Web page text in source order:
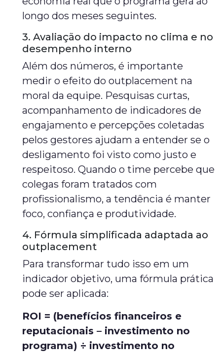
longo dos meses seguintes.
3. Avaliação do impacto no clima e no
desempenho interno
Além dos números, é importante
medir o efeito do outplacement na
moral da equipe. Pesquisas curtas,
acompanhamento de indicadores de
engajamento e percepções coletadas
pelos gestores ajudam a entender se o
desligamento foi visto como justo e
respeitoso. Quando o time percebe que
colegas foram tratados com
profissionalismo, a tendência é manter
foco, confiança e produtividade.
4. Fórmula simplificada adaptada ao
outplacement
Para transformar tudo isso em um
indicador objetivo, uma fórmula prática
pode ser aplicada:
ROI = (benefícios financeiros e
reputacionais – investimento no
programa) ÷ investimento no